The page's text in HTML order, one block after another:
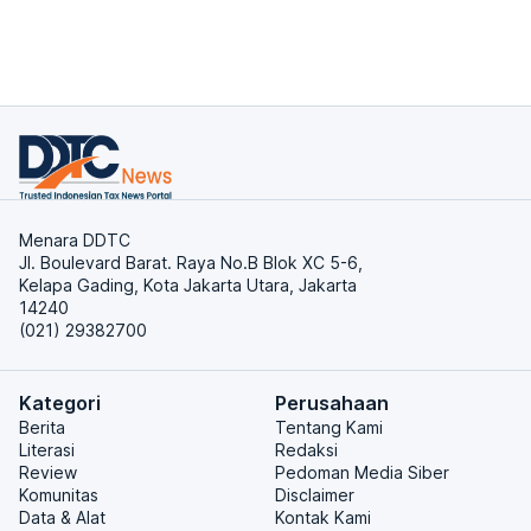
Menara DDTC
Jl. Boulevard Barat. Raya No.B Blok XC 5-6,
Kelapa Gading, Kota Jakarta Utara, Jakarta
14240
(021) 29382700
Kategori
Berita
Literasi
Review
Komunitas
Data & Alat
Perusahaan
Tentang Kami
Redaksi
Pedoman Media Siber
Disclaimer
Kontak Kami